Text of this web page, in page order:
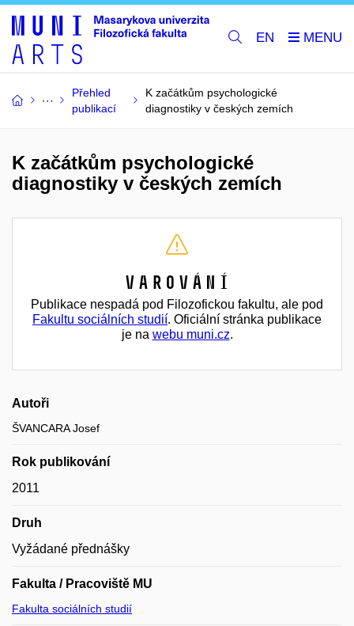
EN
Přehled
publikací
K začátkům psychologické
diagnostiky v českých zemích
K začátkům psychologické
diagnostiky v českých zemích
Varování
Publikace nespadá pod Filozofickou fakultu, ale pod
Fakultu sociálních studií. Oficiální stránka publikace
je na webu muni.cz.
Autoři
ŠVANCARA Josef
Rok publikování
2011
Druh
Vyžádané přednášky
Fakulta / Pracoviště MU
Fakulta sociálních studií